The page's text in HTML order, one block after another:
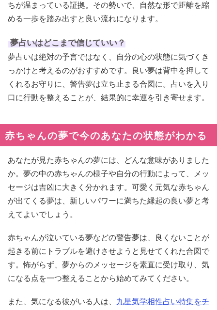
ちが温まっている証拠。その勢いで、自然な形で距離を縮
める一歩を踏み出すと良い流れになります。
夢占いはどこまで信じていい？
夢占いは絶対の予言ではなく、自分の心の状態に気づくき
っかけと考えるのがおすすめです。良い夢は背中を押して
くれるお守りに、警告夢は立ち止まる合図に。占いを入り
口に行動を整えることが、結果的に幸運を引き寄せます。
赤ちゃんの夢で今のあなたの状態がわかる
あなたが見た赤ちゃんの夢には、どんな意味がありました
か。夢の中の赤ちゃんの様子や自分の行動によって、メッ
セージは吉凶に大きく分かれます。可愛く元気な赤ちゃん
が出てくる夢は、新しいパワーに満ちた縁起の良い夢と考
えてよいでしょう。
赤ちゃんが泣いている夢などの警告夢は、良くないことが
起きる前にトラブルを避けさせようと見せてくれた合図で
す。怖がらず、夢からのメッセージを素直に受け取り、気
になる点を一つ整えることから始めてみてください。
また、気になる彼がいる人は、 九星気学相性占い特集をチ